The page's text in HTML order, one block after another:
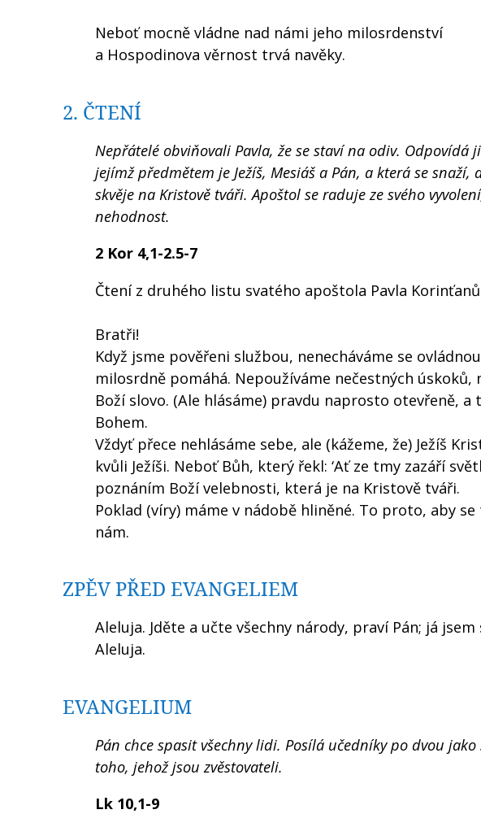
Neboť mocně vládne nad námi jeho milosrdenství
a Hospodinova věrnost trvá navěky.
2. ČTENÍ
Nepřátelé obviňovali Pavla, že se staví na odiv. Odpovídá
jejímž předmětem je Ježíš, Mesiáš a Pán, a která se snaží,
skvěje na Kristově tváři. Apoštol se raduje ze svého
nehodnost.
2 Kor 4,1-2.5-7
Čtení z druhého listu svatého apoštola Pavla
Bratři!
Když jsme pověřeni službou, nenecháváme se
milosrdně pomáhá. Nepoužíváme nečestných
Boží slovo. (Ale hlásáme) pravdu naprosto otevřeně,
Bohem.
Vždyť přece nehlásáme sebe, ale (kážeme, že) Ježíš
kvůli Ježíši. Neboť Bůh, který řekl: ‘Ať ze tmy zazáří
poznáním Boží velebnosti, která je na Kristově tváři.
Poklad (víry) máme v nádobě hliněné. To proto, aby
nám.
ZPĚV PŘED EVANGELIEM
Aleluja. Jděte a učte všechny národy, praví Pán; já
Aleluja.
EVANGELIUM
Pán chce spasit všechny lidi. Posílá učedníky po dvou
toho, jehož jsou zvěstovateli.
Lk 10,1-9